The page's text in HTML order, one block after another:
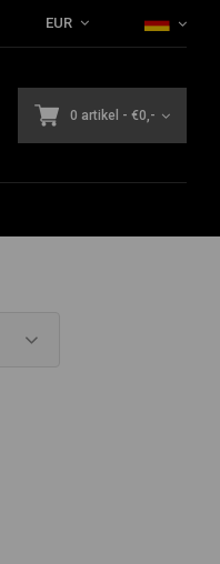
EUR
0 artikel - €0,-